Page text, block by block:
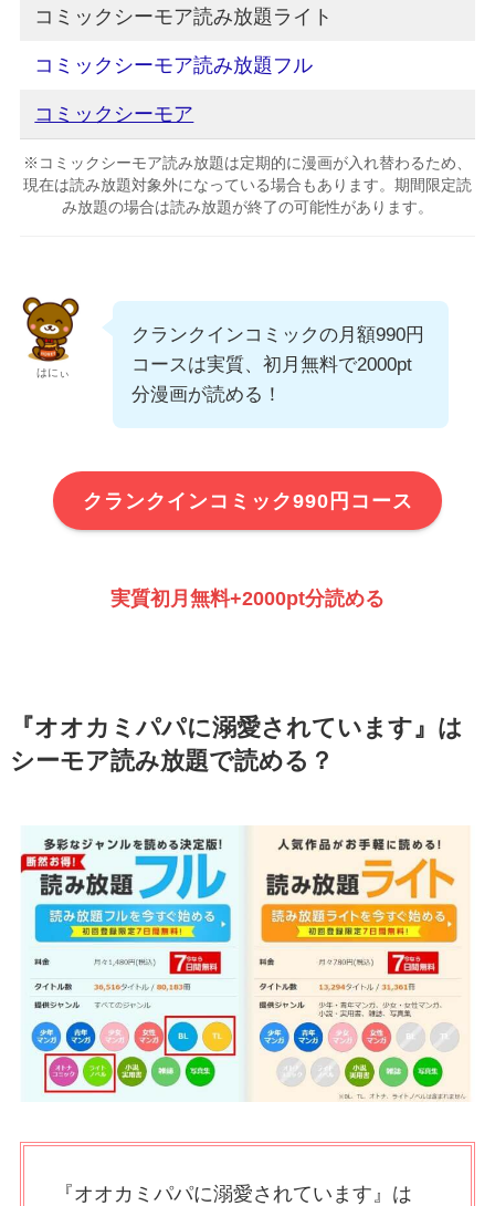
コミックシーモア読み放題ライト
コミックシーモア読み放題フル
コミックシーモア
※コミックシーモア読み放題は定期的に漫画が入れ替わるため、
現在は読み放題対象外になっている場合もあります。期間限定読
み放題の場合は読み放題が終了の可能性があります。
はにぃ
クランクインコミックの月額990円
コースは実質、初月無料で2000pt
分漫画が読める！
クランクインコミック990円コース
実質初月無料+2000pt分読める
『オオカミパパに溺愛されています』は
シーモア読み放題で読める？
『オオカミパパに溺愛されています』は